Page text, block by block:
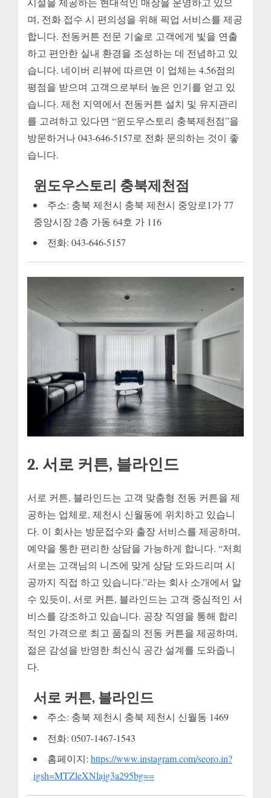
며, 전화 접수 시 편의성을 위해 픽업 서비스를 제공
합니다. 전동커튼 전문 기술로 고객에게 빛을 연출
하고 편안한 실내 환경을 조성하는 데 전념하고 있
습니다. 네이버 리뷰에 따르면 이 업체는 4.56점의
평점을 받으며 고객으로부터 높은 인기를 얻고 있
습니다. 제천 지역에서 전동커튼 설치 및 유지관리
를 고려하고 있다면 “윈도우스토리 충북제천점”을
방문하거나 043-646-5157로 전화 문의하는 것이 좋
습니다.
윈도우스토리 충북제천점
주소: 충북 제천시 충북 제천시 중앙로1가 77
중앙시장 2층 가동 64호 가 116
전화: 043-646-5157
2. 서로 커튼, 블라인드
서로 커튼, 블라인드는 고객 맞춤형 전동 커튼을 제
공하는 업체로, 제천시 신월동에 위치하고 있습니
다. 이 회사는 방문접수와 출장 서비스를 제공하며,
예약을 통한 편리한 상담을 가능하게 합니다. “저희
서로는 고객님의 니즈에 맞게 상담 도와드리며 시
공까지 직접 하고 있습니다.”라는 회사 소개에서 알
수 있듯이, 서로 커튼, 블라인드는 고객 중심적인 서
비스를 강조하고 있습니다. 공장 직영을 통해 합리
적인 가격으로 최고 품질의 전동 커튼을 제공하며,
젊은 감성을 반영한 최신식 공간 설계를 도와줍니
다.
서로 커튼, 블라인드
주소: 충북 제천시 충북 제천시 신월동 1469
전화: 0507-1467-1543
홈페이지: https://www.instagram.com/seoro.in?
igsh=MTZleXNlajg3a295bg==